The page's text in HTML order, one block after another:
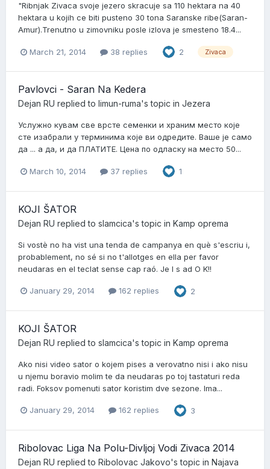
"Ribnjak Zivaca svoje jezero skracuje sa 110 hektara na 40
hektara u kojih ce biti pusteno 30 tona Saranske ribe(Saran-
Amur).Trenutno u zimovniku posle izlova je smesteno 18.4...
March 21, 2014 38 replies 2 Zivaca
Pavlovci - Saran Na Kedera
Dejan RU replied to limun-ruma's topic in Jezera
Услужно кувам све врсте семенки и храним место које
сте изабрали у терминима које ви одредите. Ваше је само
да ... а да, и да ПЛАТИТЕ. Цена по одласку на место 50...
March 10, 2014 37 replies 1
KOJI ŠATOR
Dejan RU replied to slamcica's topic in Kamp oprema
Si vostè no ha vist una tenda de campanya en què s'escriu i,
probablement, no sé si no t'allotges en ella per favor
neudaras en el teclat sense cap raó. Je l s ad O K!!
January 29, 2014 162 replies 2
KOJI ŠATOR
Dejan RU replied to slamcica's topic in Kamp oprema
Ako nisi video sator o kojem pises a verovatno nisi i ako nisu
u njemu boravio molim te da neudaras po toj tastaturi reda
radi. Foksov pomenuti sator koristim dve sezone. Ima...
January 29, 2014 162 replies 3
Ribolovac Liga Na Polu-Divljoj Vodi Zivaca 2014
Dejan RU replied to Ribolovac Jakovo's topic in Najava